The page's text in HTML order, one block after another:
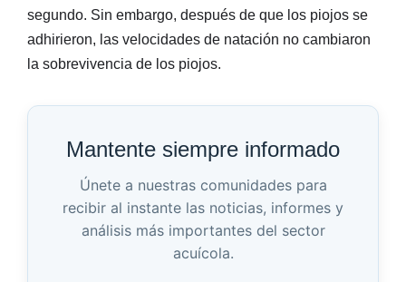
segundo. Sin embargo, después de que los piojos se
adhirieron, las velocidades de natación no cambiaron
la sobrevivencia de los piojos.
Mantente siempre informado
Únete a nuestras comunidades para
recibir al instante las noticias, informes y
análisis más importantes del sector
acuícola.